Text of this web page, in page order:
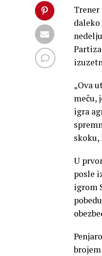
„Ova
meču,
igra
skoku,
U
posle
igrom